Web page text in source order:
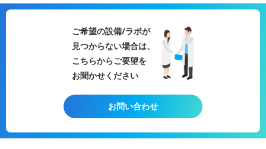
ご希望の設備/ラボが
見つからない場合は、
こちらからご要望を
お聞かせください
お問い合わせ